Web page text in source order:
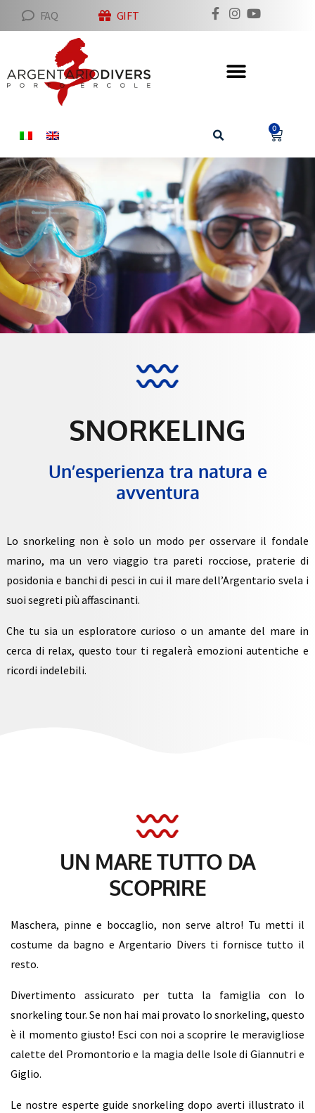
FAQ GIFT
0
SNORKELING
Un’esperienza tra natura e
avventura
Lo snorkeling non è solo un modo per osservare il fondale
marino, ma un vero viaggio tra pareti rocciose, praterie di
posidonia e banchi di pesci in cui il mare dell’Argentario svela i
suoi segreti più affascinanti.
Che tu sia un esploratore curioso o un amante del mare in
cerca di relax, questo tour ti regalerà emozioni autentiche e
ricordi indelebili.
UN MARE TUTTO DA
SCOPRIRE
Maschera, pinne e boccaglio, non serve altro! Tu metti il
costume da bagno e Argentario Divers ti fornisce tutto il
resto.
Divertimento assicurato per tutta la famiglia con lo
snorkeling tour. Se non hai mai provato lo snorkeling, questo
è il momento giusto! Esci con noi a scoprire le meravigliose
calette del Promontorio e la magia delle Isole di Giannutri e
Giglio.
Le nostre esperte guide snorkeling dopo averti illustrato il